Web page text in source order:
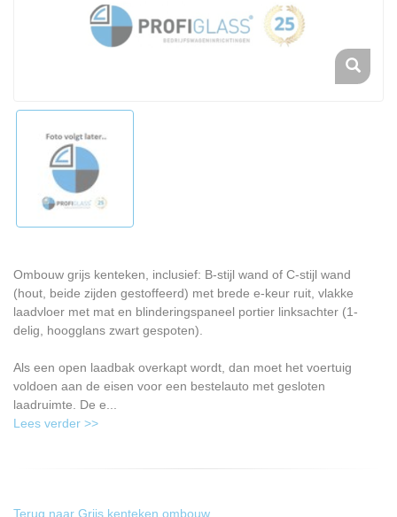
Ombouw grijs kenteken, inclusief: B-stijl wand of C-stijl wand
(hout, beide zijden gestoffeerd) met brede e-keur ruit, vlakke
laadvloer met mat en blinderingspaneel portier linksachter (1-
delig, hoogglans zwart gespoten).
Als een open laadbak overkapt wordt, dan moet het voertuig
voldoen aan de eisen voor een bestelauto met gesloten
laadruimte. De e...
Lees verder >>
Terug naar Grijs kenteken ombouw